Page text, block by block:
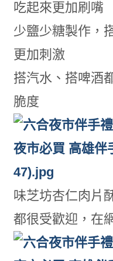
吃起來更加刷嘴
少鹽少糖製作，
更加刺激
搭汽水、搭啤酒
脆度
味芝坊杏仁肉片
都很受歡迎，在